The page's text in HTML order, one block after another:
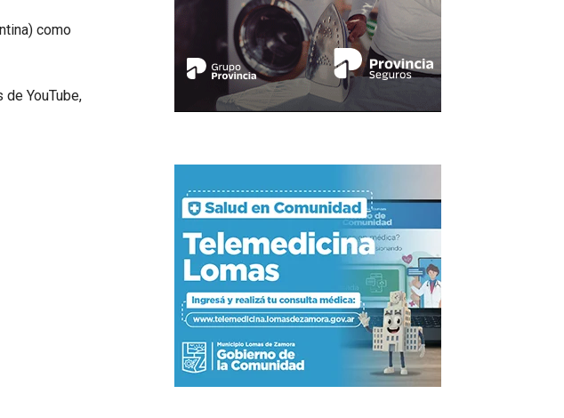
como
YouTube,